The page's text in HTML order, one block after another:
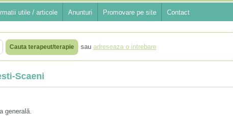
utile / articole Anunturi Promovare pe site Contact
Cauta terapeut/terapie sau adreseaza o intrebare
Scaeni
generală.